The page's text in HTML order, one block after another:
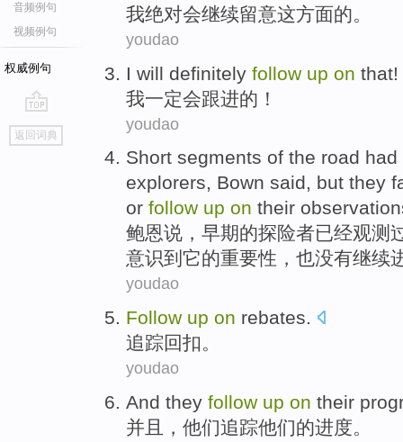
音频例句
视频例句
权威例句
go
top
返回词典
我绝对会继续留意这方面的。
youdao
I will definitely follow up on that!
我一定会跟进的 ！
youdao
Short segments of the road had
explorers, Bown said, but they
or follow up on their
鲍恩说 ， 早期的探险者已经观测
意识到 它的重要性 ， 也没有继续
youdao
Follow up on rebates.
追踪回扣。
youdao
And they follow up on their
并且， 他们追踪他们的进度。